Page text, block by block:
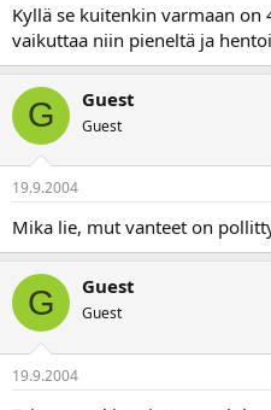
Kyllä se kuitenkin varmaan
vaikuttaa niin pieneltä ja
G Guest
Guest
19.9.2004
Mika lie, mut vanteet on
G Guest
Guest
19.9.2004